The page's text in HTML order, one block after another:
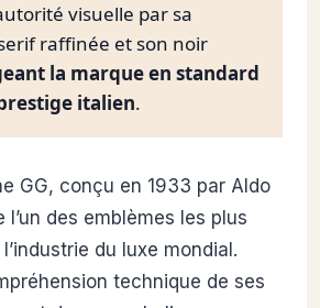
visuelle par sa
raffinée et son noir
la marque en standard
italien.
l’un des emblèmes les plus
du luxe mondial.
technique de ses